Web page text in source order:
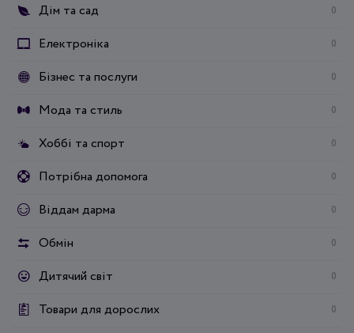
Дім та сад 0
Електроніка 0
Бізнес та послуги 0
Мода та стиль 0
Хоббі та спорт 0
Потрібна допомога 0
Віддам дарма 0
Обмін 0
Дитячий світ 0
Товари для дорослих 0